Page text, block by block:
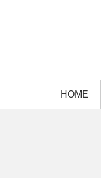
HOME